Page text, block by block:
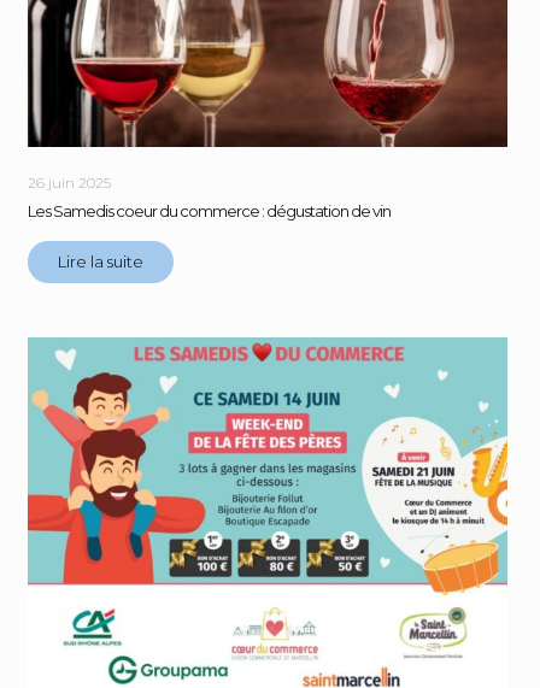
26 juin 2025
Les Samedis coeur du commerce : dégustation de vin
Lire la suite